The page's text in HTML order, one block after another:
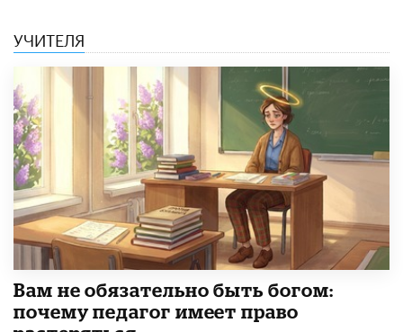
УЧИТЕЛЯ
​Вам не обязательно быть богом:
почему педагог имеет право